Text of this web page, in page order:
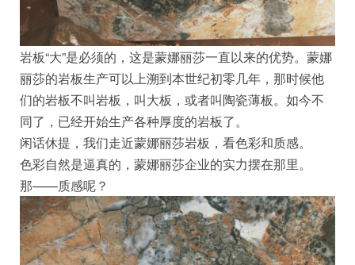
岩板“大”是必须的，这是蒙娜丽莎一直以来的优势。蒙娜
丽莎的岩板生产可以上溯到本世纪初零几年，那时候他
们的岩板不叫岩板，叫大板，或者叫陶瓷薄板。如今不
同了，已经开始生产各种厚度的岩板了。
闲话休提，我们走近蒙娜丽莎岩板，看色彩和质感。
色彩自然是逼真的，蒙娜丽莎企业的实力摆在那里。
那——质感呢？